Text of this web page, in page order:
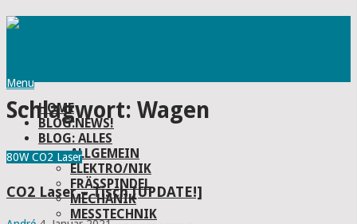
Menu
HOME
BLOG:NEWS!
BLOG: ALLES
ALLGEMEIN
ELEKTRO/NIK
FRÄSSPINDEL
MECHANIK
MESSTECHNIK
Schlagwort: Wagen
80W CO2 Laser
CO2 Laser – Tisch [UPDATE!]